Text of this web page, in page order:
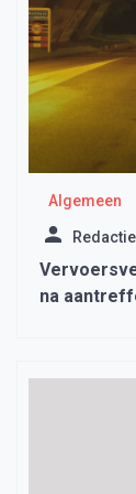
Algemeen
Redactie
na